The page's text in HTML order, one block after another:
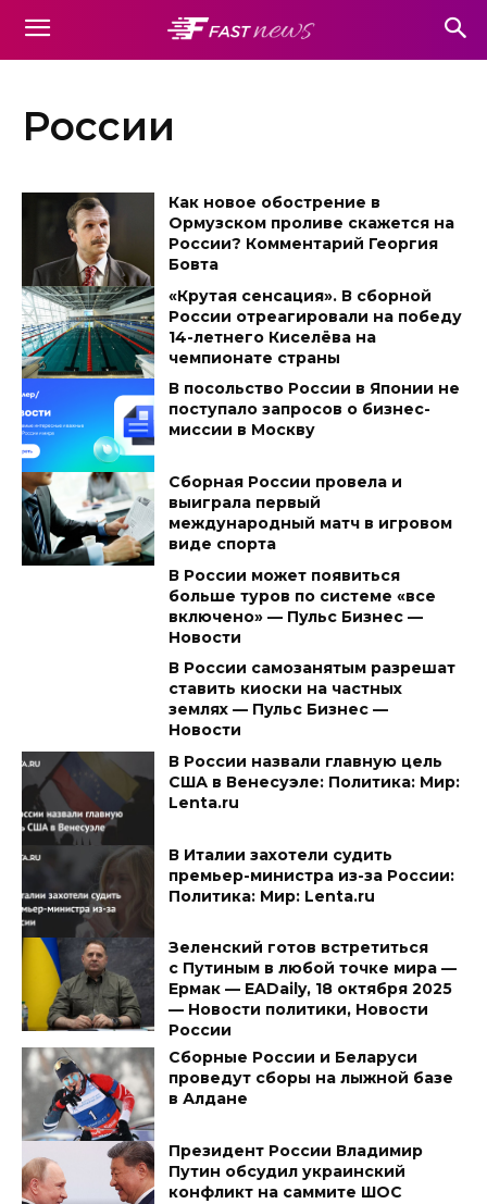
России
Как новое обострение в
Ормузском проливе скажется на
России? Комментарий Георгия
Бовта
«Крутая сенсация». В сборной
России отреагировали на победу
14-летнего Киселёва на
чемпионате страны
В посольство России в Японии не
поступало запросов о бизнес-
миссии в Москву
Сборная России провела и
выиграла первый
международный матч в игровом
виде спорта
В России может появиться
больше туров по системе «все
включено» — Пульс Бизнес —
Новости
В России самозанятым разрешат
ставить киоски на частных
землях — Пульс Бизнес —
Новости
В России назвали главную цель
США в Венесуэле: Политика: Мир:
Lenta.ru
В Италии захотели судить
премьер-министра из-за России:
Политика: Мир: Lenta.ru
Зеленский готов встретиться
с Путиным в любой точке мира —
Ермак — EADaily, 18 октября 2025
— Новости политики, Новости
России
Сборные России и Беларуси
проведут сборы на лыжной базе
в Алдане
Президент России Владимир
Путин обсудил украинский
конфликт на саммите ШОС